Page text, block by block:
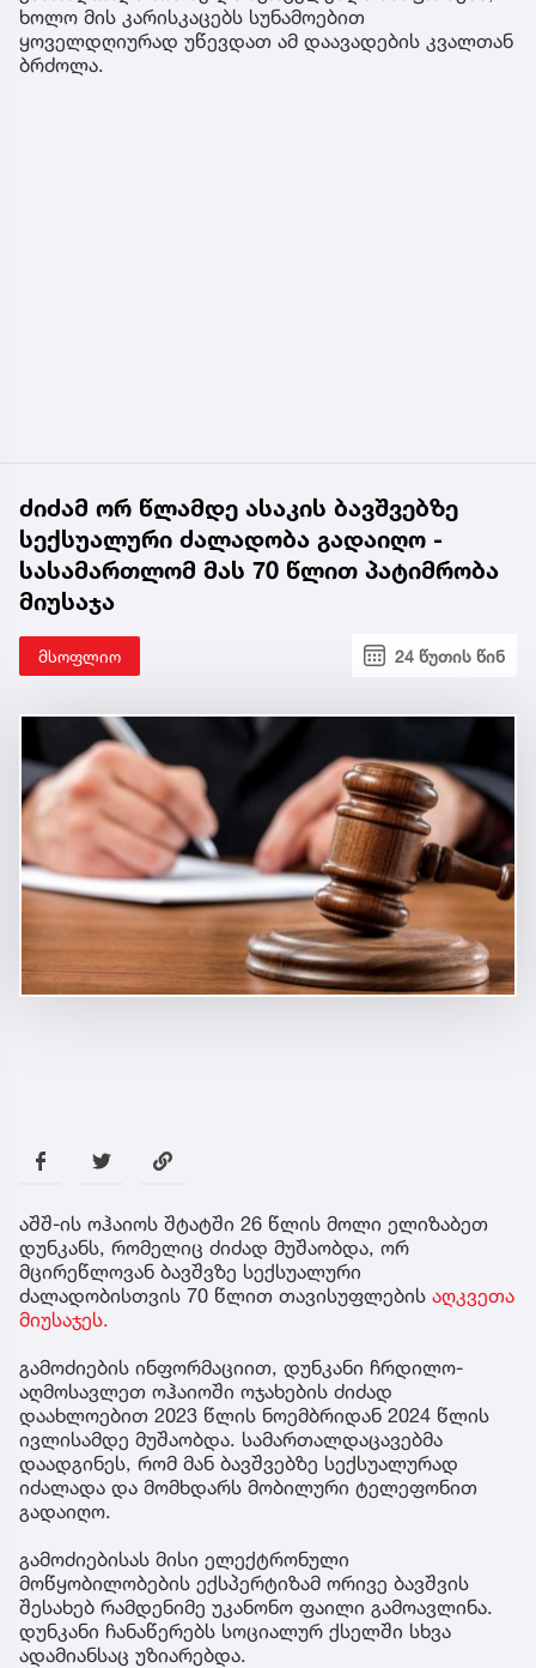
ხოლო მის კარისკაცებს სუნამოებით
ყოველდღიურად უწევდათ ამ დაავადების კვალთან
ბრძოლა.
ძიძამ ორ წლამდე ასაკის ბავშვებზე
სექსუალური ძალადობა გადაიღო -
სასამართლომ მას 70 წლით პატიმრობა
მიუსაჯა
მსოფლიო 24 წუთის წინ
აშშ-ის ოჰაიოს შტატში 26 წლის მოლი ელიზაბეთ
დუნკანს, რომელიც ძიძად მუშაობდა, ორ
მცირეწლოვან ბავშვზე სექსუალური
ძალადობისთვის 70 წლით თავისუფლების აღკვეთა
მიუსაჯეს.
გამოძიების ინფორმაციით, დუნკანი ჩრდილო-
აღმოსავლეთ ოჰაიოში ოჯახების ძიძად
დაახლოებით 2023 წლის ნოემბრიდან 2024 წლის
ივლისამდე მუშაობდა. სამართალდაცავებმა
დაადგინეს, რომ მან ბავშვებზე სექსუალურად
იძალადა და მომხდარს მობილური ტელეფონით
გადაიღო.
გამოძიებისას მისი ელექტრონული
მოწყობილობების ექსპერტიზამ ორივე ბავშვის
შესახებ რამდენიმე უკანონო ფაილი გამოავლინა.
დუნკანი ჩანაწერებს სოციალურ ქსელში სხვა
ადამიანსაც უზიარებდა.